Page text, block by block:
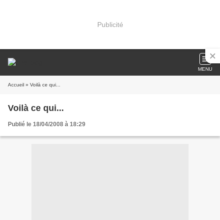
Publicité
MENU
Accueil » Voilà ce qui...
Voilà ce qui...
Publié le 18/04/2008 à 18:29